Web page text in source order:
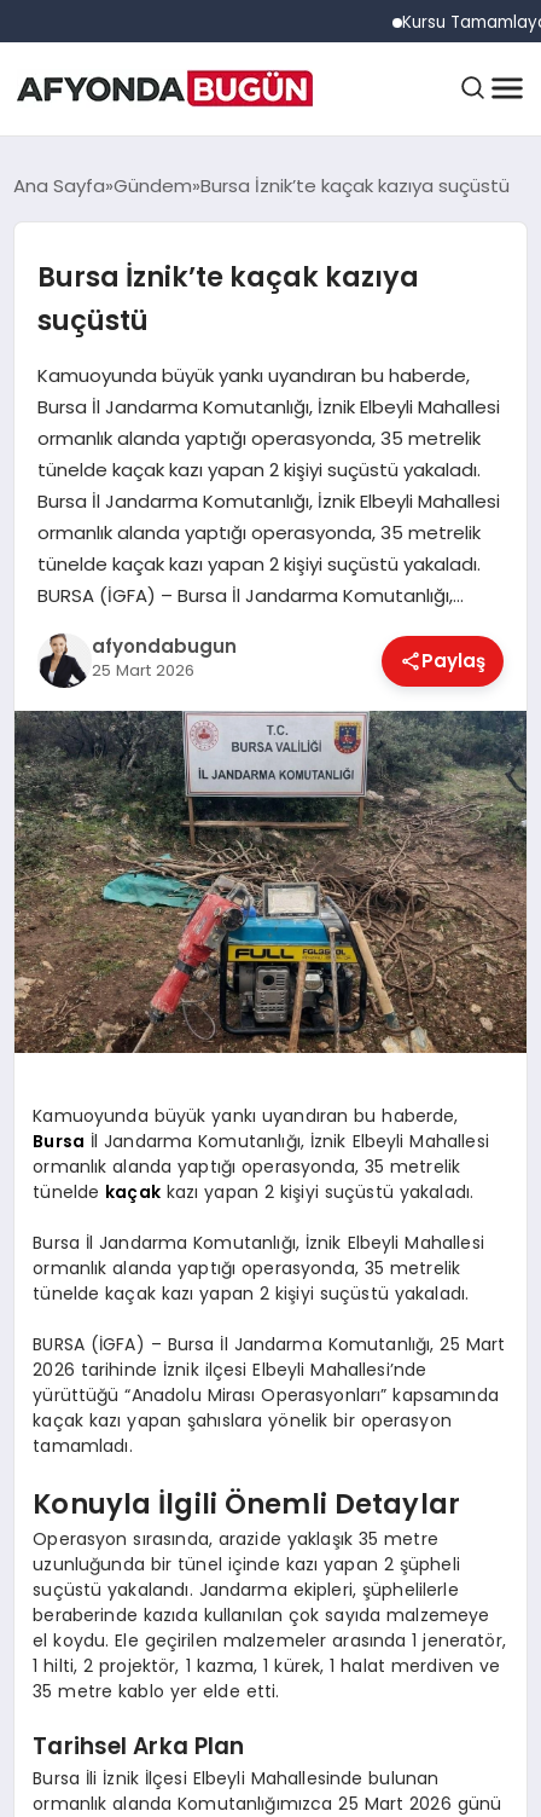
Kursu Tamamlayan
ANASAYFA
GÜNDEM
DÜNYA
EKONOMI
MAGAZIN
SAĞLIK
SIYASET
SPOR
YAŞAM
Ana Sayfa Gündem Bursa İznik’te kaçak kazıya suçüstü
Bursa İznik’te kaçak kazıya
suçüstü
Kamuoyunda büyük yankı uyandıran bu haberde,
Bursa İl Jandarma Komutanlığı, İznik Elbeyli Mahallesi
ormanlık alanda yaptığı operasyonda, 35 metrelik
tünelde kaçak kazı yapan 2 kişiyi suçüstü yakaladı.
Bursa İl Jandarma Komutanlığı, İznik Elbeyli Mahallesi
ormanlık alanda yaptığı operasyonda, 35 metrelik
tünelde kaçak kazı yapan 2 kişiyi suçüstü yakaladı.
BURSA (İGFA) – Bursa İl Jandarma Komutanlığı,…
afyondabugun
25 Mart 2026 Paylaş
Kamuoyunda büyük yankı uyandıran bu haberde,
Bursa İl Jandarma Komutanlığı, İznik Elbeyli Mahallesi
ormanlık alanda yaptığı operasyonda, 35 metrelik
tünelde kaçakkazı yapan 2 kişiyi suçüstü yakaladı.
Bursa İl Jandarma Komutanlığı, İznik Elbeyli Mahallesi
ormanlık alanda yaptığı operasyonda, 35 metrelik
tünelde kaçak kazı yapan 2 kişiyi suçüstü yakaladı.
BURSA (İGFA) – Bursa İl Jandarma Komutanlığı, 25 Mart
2026 tarihinde İznik ilçesi Elbeyli Mahallesi’nde
yürüttüğü “Anadolu Mirası Operasyonları” kapsamında
kaçak kazı yapan şahıslara yönelik bir operasyon
tamamladı.
Konuyla İlgili Önemli Detaylar
Operasyon sırasında, arazide yaklaşık 35 metre
uzunluğunda bir tünel içinde kazı yapan 2 şüpheli
suçüstü yakalandı. Jandarma ekipleri, şüphelilerle
beraberinde kazıda kullanılan çok sayıda malzemeye
el koydu. Ele geçirilen malzemeler arasında 1 jeneratör,
1 hilti, 2 projektör, 1 kazma, 1 kürek, 1 halat merdiven ve
35 metre kablo yer elde etti.
Tarihsel Arka Plan
Bursa İli İznik İlçesi Elbeyli Mahallesinde bulunan
ormanlık alanda Komutanlığımızca 25 Mart 2026 günü